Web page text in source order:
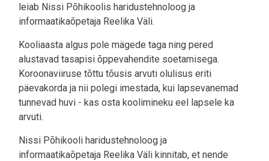
leiab Nissi Põhikoolis haridustehnoloog ja
informaatikaõpetaja Reelika Väli.
Kooliaasta algus pole mägede taga ning pered
alustavad tasapisi õppevahendite soetamisega.
Koroonaviiruse tõttu tõusis arvuti olulisus eriti
päevakorda ja nii polegi imestada, kui lapsevanemad
tunnevad huvi - kas osta koolimineku eel lapsele ka
arvuti.
Nissi Põhikooli haridustehnoloog ja
informaatikaõpetaja Reelika Väli kinnitab, et nende